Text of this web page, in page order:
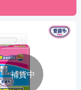
補貨中